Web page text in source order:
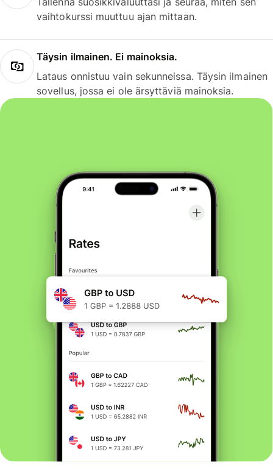
vaihtokurssi muuttuu ajan mittaan.
Täysin ilmainen. Ei mainoksia.
Lataus onnistuu vain sekunneissa. Täysin ilmainen
sovellus, jossa ei ole ärsyttäviä mainoksia.